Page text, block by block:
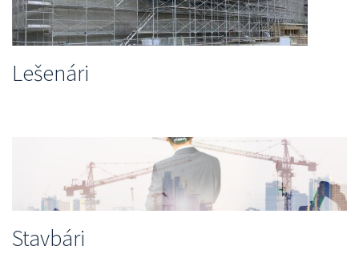
Lešenári
Stavbári